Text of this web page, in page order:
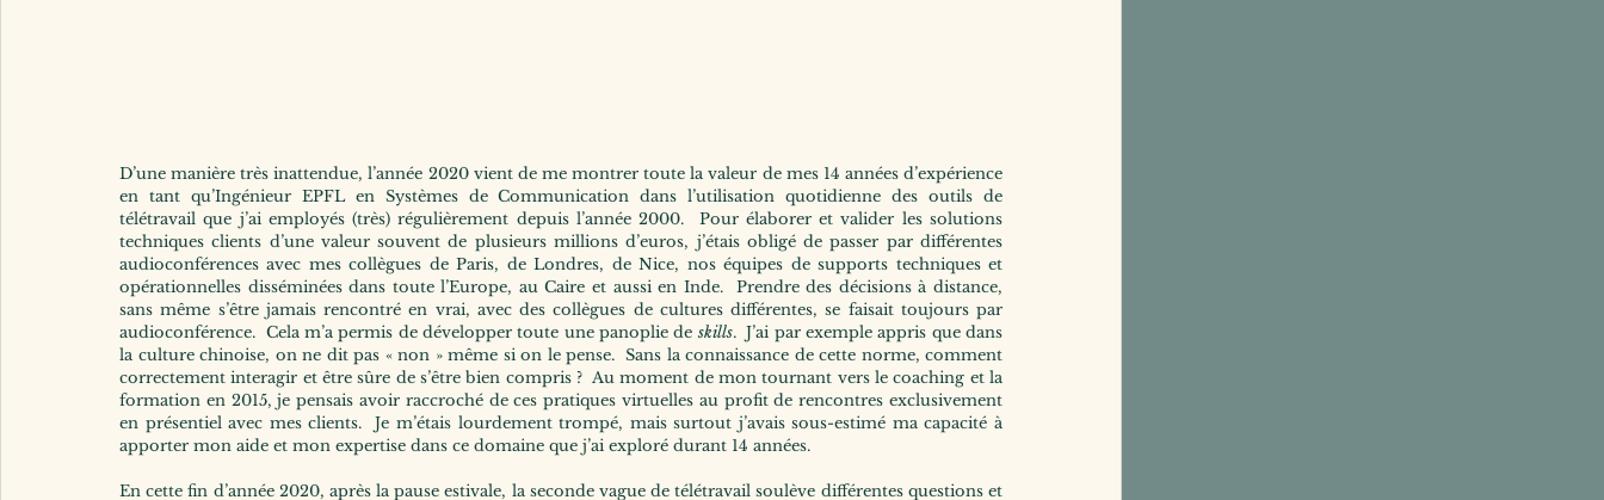
D’une manière très inattendue, l’année 2020 vient de me montrer toute la valeur de mes 14 années d’expérience
en tant qu’Ingénieur EPFL en Systèmes de Communication dans l’utilisation quotidienne des outils de
télétravail que j’ai employés (très) régulièrement depuis l’année 2000.  Pour élaborer et valider les solutions
techniques clients d’une valeur souvent de plusieurs millions d’euros, j’étais obligé de passer par différentes
audioconférences avec mes collègues de Paris, de Londres, de Nice, nos équipes de supports techniques et
opérationnelles disséminées dans toute l’Europe, au Caire et aussi en Inde.  Prendre des décisions à distance,
sans même s’être jamais rencontré en vrai, avec des collègues de cultures différentes, se faisait toujours par
audioconférence.  Cela m’a permis de développer toute une panoplie de skills.  J’ai par exemple appris que dans
la culture chinoise, on ne dit pas « non » même si on le pense.  Sans la connaissance de cette norme, comment
correctement interagir et être sûre de s’être bien compris ?  Au moment de mon tournant vers le coaching et la
formation en 2015, je pensais avoir raccroché de ces pratiques virtuelles au profit de rencontres exclusivement
en présentiel avec mes clients.  Je m’étais lourdement trompé, mais surtout j’avais sous-estimé ma capacité à
apporter mon aide et mon expertise dans ce domaine que j’ai exploré durant 14 années.
En cette fin d’année 2020, après la pause estivale, la seconde vague de télétravail soulève différentes questions et